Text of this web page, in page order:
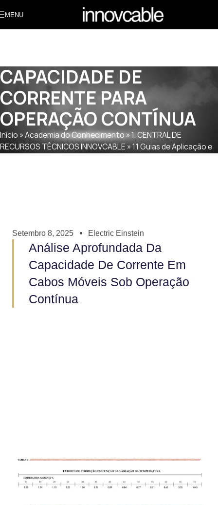
MENU
CAPACIDADE DE
CORRENTE PARA
OPERAÇÃO CONTÍNUA
Início »Academia do Conhecimento » 1. CENTRAL DE
RECURSOS TÉCNICOS INNOVCABLE»1.1 Guias de Aplicação e
Setembro 8, 2025 Electric Einstein
Análise Aprofundada Da
Capacidade De Corrente Em
Cabos Móveis Sob Operação
Contínua